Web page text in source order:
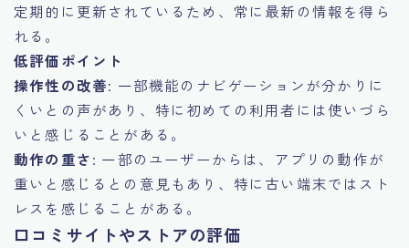
定期的に更新されているため、常に最新の情報を得ら
れる。
低評価ポイント
操作性の改善: 一部機能のナビゲーションが分かりに
くいとの声があり、特に初めての利用者には使いづら
いと感じることがある。
動作の重さ: 一部のユーザーからは、アプリの動作が
重いと感じるとの意見もあり、特に古い端末ではスト
レスを感じることがある。
口コミサイトやストアの評価